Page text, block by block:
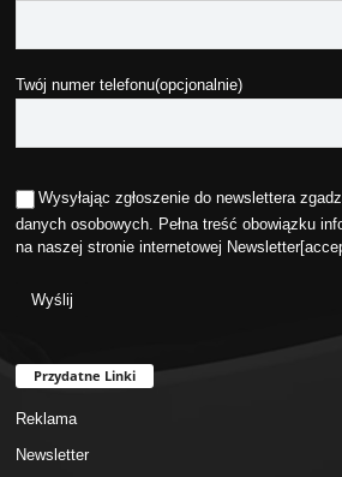
Twój numer telefonu(opcjonalnie)
Wysyłając zgłoszenie do newslettera
danych osobowych. Pełna treść obowiązku
na naszej stronie internetowej Newsletter
Przydatne Linki
Reklama
Newsletter